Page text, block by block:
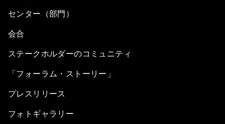
センター（部門）
会合
ステークホルダーのコミュニティ
「フォーラム・ストーリー」
プレスリリース
フォトギャラリー